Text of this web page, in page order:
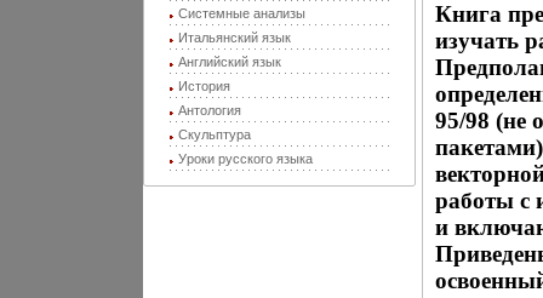
Системные анализы
Итальянский язык
Английский язык
История
Антология
Скульптура
Уроки русского языка
Книга
изучать
95/98 (не
работы с
и